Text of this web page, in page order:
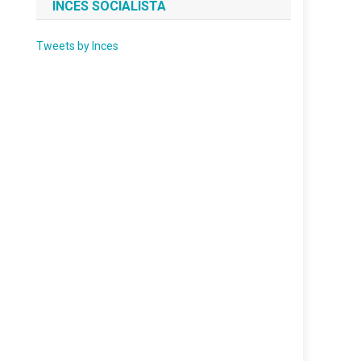
INCES SOCIALISTA
Tweets by Inces